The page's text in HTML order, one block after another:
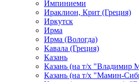
Импиниеми
Ираклион, Крит (Греция)
Иркутск
Ирма
Ирма (Вологда)
Кавала (Греция)
Казань
Казань (на т/х "Владимир
Казань (на т/х "Мамин-